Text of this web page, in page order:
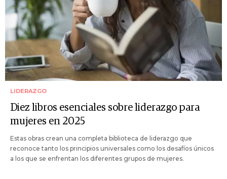
LIDERAZGO
Diez libros esenciales sobre liderazgo para
mujeres en 2025
Estas obras crean una completa biblioteca de liderazgo que
reconoce tanto los principios universales como los desafíos únicos
a los que se enfrentan los diferentes grupos de mujeres.